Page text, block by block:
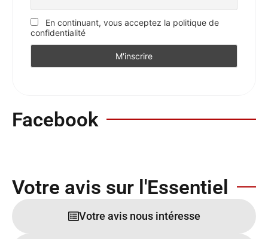
En continuant, vous acceptez la politique de
confidentialité
Facebook
Votre avis sur l'Essentiel
Votre avis nous intéresse